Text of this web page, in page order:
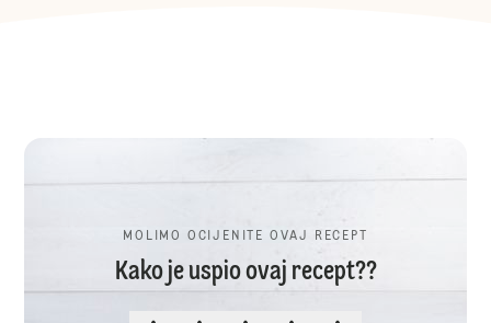
MOLIMO OCIJENITE OVAJ RECEPT
Kako je uspio ovaj recept??